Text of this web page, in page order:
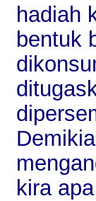
hadiah
bentuk
kira